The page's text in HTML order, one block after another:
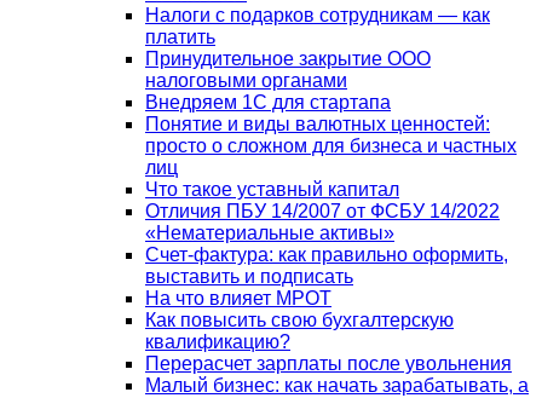
Налоги с подарков сотрудникам — как
платить
Принудительное закрытие ООО
налоговыми органами
Внедряем 1С для стартапа
Понятие и виды валютных ценностей:
просто о сложном для бизнеса и частных
лиц
Что такое уставный капитал
Отличия ПБУ 14/2007 от ФСБУ 14/2022
«Нематериальные активы»
Счет-фактура: как правильно оформить,
выставить и подписать
На что влияет МРОТ
Как повысить свою бухгалтерскую
квалификацию?
Перерасчет зарплаты после увольнения
Малый бизнес: как начать зарабатывать, а